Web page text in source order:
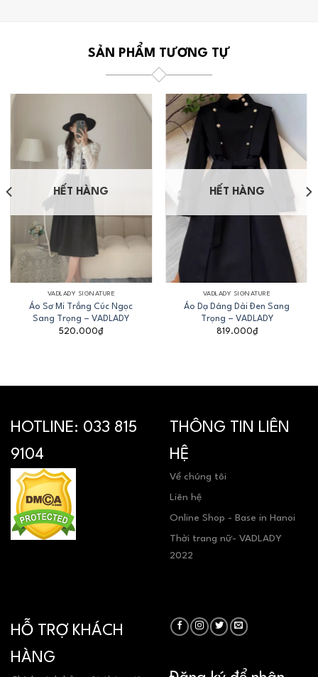
SẢN PHẨM TƯƠNG TỰ
HẾT HÀNG
VADLADY SIGNATURE
Áo Sơ Mi Trắng Cúc Ngọc
Sang Trọng – VADLADY
520.000₫
HẾT HÀNG
VADLADY SIGNATURE
Áo Dạ Dáng Dài Đen Sang
Trọng – VADLADY
819.000₫
HOTLINE: 033 815
9104
THÔNG TIN LIÊN
HỆ
Về chúng tôi
Liên hệ
Online Shop - Base in Hanoi
Thời trang nữ- VADLADY
2022
HỖ TRỢ KHÁCH
HÀNG